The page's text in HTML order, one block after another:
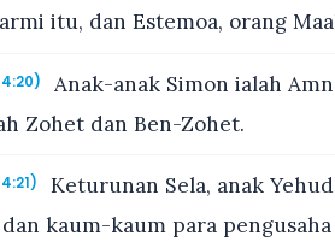
itu, dan Estemoa, orang
Anak-anak Simon ialah
Zohet dan Ben-Zohet.
Keturunan Sela, anak
kaum-kaum para